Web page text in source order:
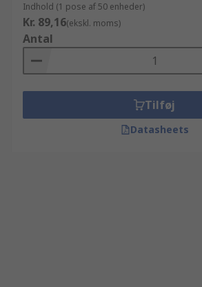
Indhold (1 pose af 50 enheder)
Kr. 89,16(ekskl. moms)
Antal
Tilføj
Datasheets